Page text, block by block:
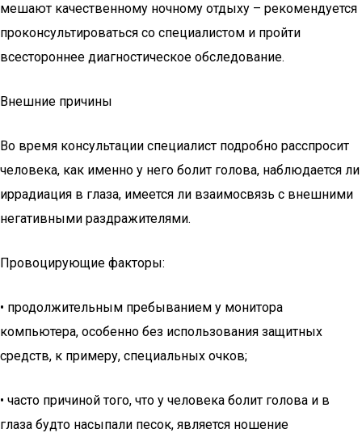
мешают качественному ночному отдыху – рекомендуется
проконсультироваться со специалистом и пройти
всестороннее диагностическое обследование.
Внешние причины
Во время консультации специалист подробно расспросит
человека, как именно у него болит голова, наблюдается ли
иррадиация в глаза, имеется ли взаимосвязь с внешними
негативными раздражителями.
Провоцирующие факторы:
• продолжительным пребыванием у монитора
компьютера, особенно без использования защитных
средств, к примеру, специальных очков;
• часто причиной того, что у человека болит голова и в
глаза будто насыпали песок, является ношение